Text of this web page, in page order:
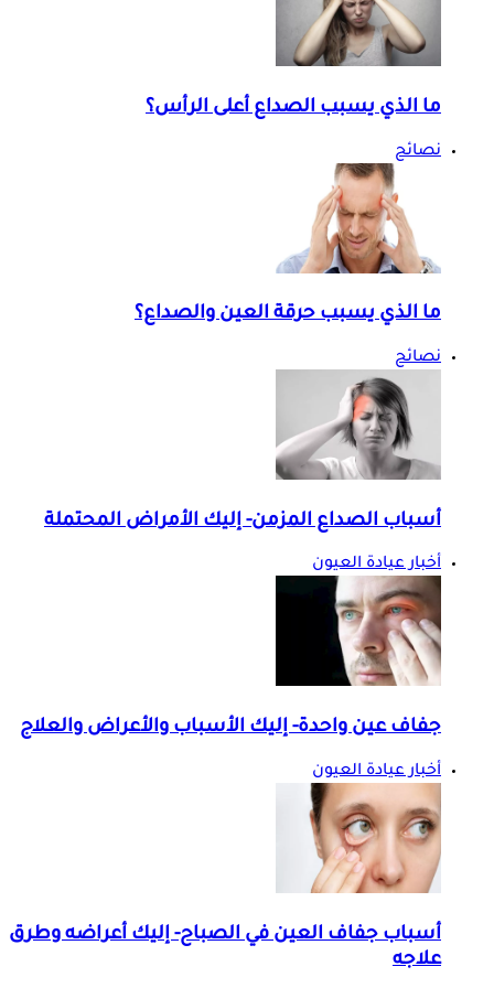
ما الذي يسبب الصداع أعلى الرأس؟
نصائح
ما الذي يسبب حرقة العين والصداع؟
نصائح
أسباب الصداع المزمن- إليك الأمراض المحتملة
أخبار عيادة العيون
جفاف عين واحدة- إليك الأسباب والأعراض والعلاج
أخبار عيادة العيون
أسباب جفاف العين في الصباح- إليك أعراضه وطرق
علاجه